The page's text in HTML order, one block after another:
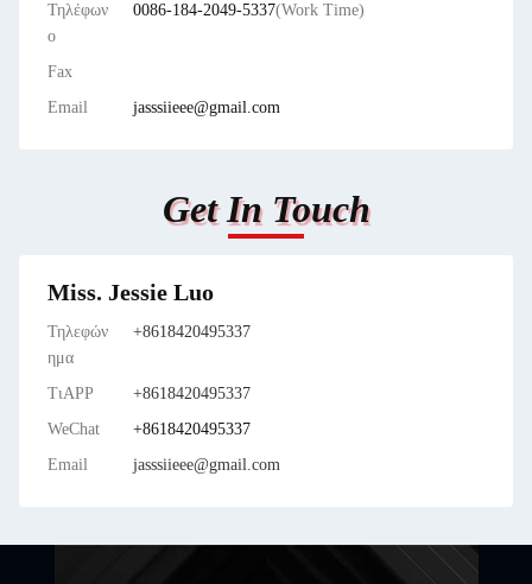
Τηλέφων
ο
0086-184-2049-5337(Work Time)
Fax
Email
jasssiieee@gmail.com
Get In Touch
Miss. Jessie Luo
Τηλεφών
ημα
+8618420495337
ΤιAPP
+8618420495337
WeChat
+8618420495337
Email
jasssiieee@gmail.com